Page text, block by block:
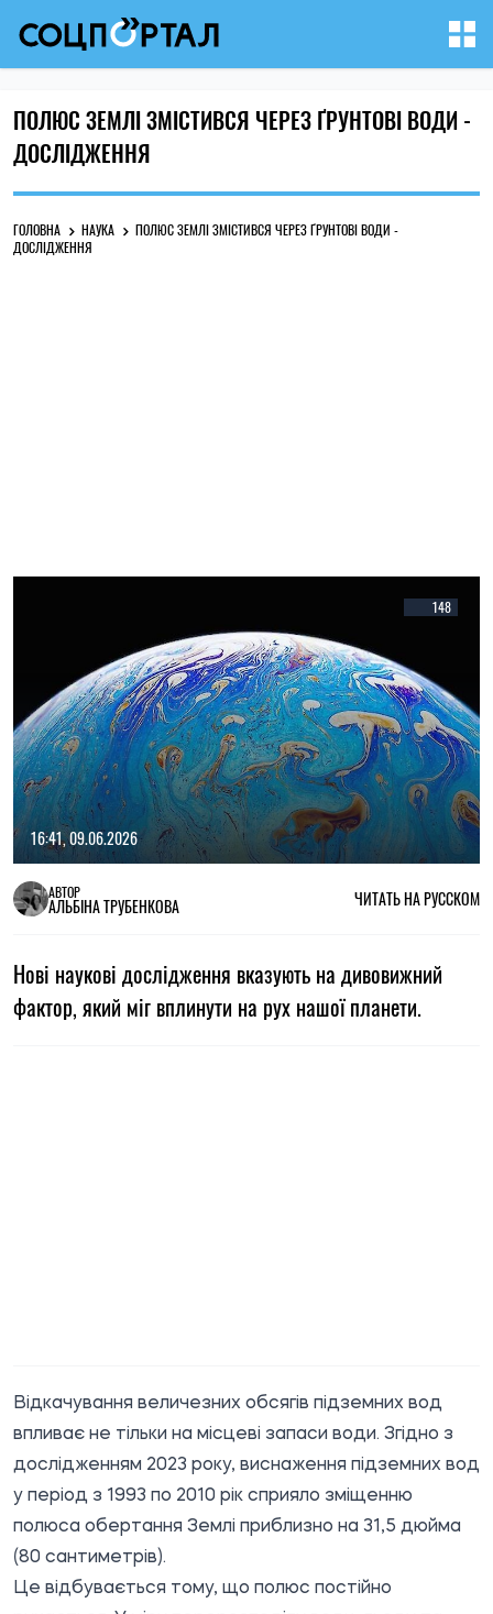
ПОЛЮС ЗЕМЛІ ЗМІСТИВСЯ ЧЕРЕЗ ҐРУНТОВІ ВОДИ -
ДОСЛІДЖЕННЯ
ГОЛОВНА НАУКА
ПОЛЮС ЗЕМЛІ ЗМІСТИВСЯ ЧЕРЕЗ ҐРУНТОВІ ВОДИ -
ДОСЛІДЖЕННЯ
148
16:41, 09.06.2026
АВТОР
АЛЬБІНА ТРУБЕНКОВА ЧИТАТЬ НА РУССКОМ
Нові наукові дослідження вказують на дивовижний
фактор, який міг вплинути на рух нашої планети.
Відкачування величезних обсягів підземних вод
впливає не тільки на місцеві запаси води. Згідно з
дослідженням 2023 року, виснаження підземних вод
у період з 1993 по 2010 рік сприяло зміщенню
полюса обертання Землі приблизно на 31,5 дюйма
(80 сантиметрів).
Це відбувається тому, що полюс постійно